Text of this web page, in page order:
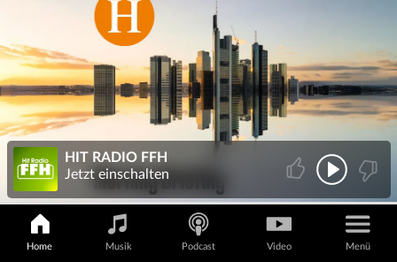
Home Musik Podcast Video Menü
HIT RADIO FFH
Jetzt einschalten